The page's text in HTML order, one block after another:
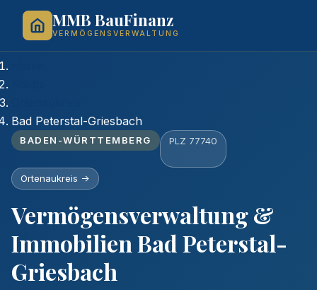
MMB BauFinanz
VERMÖGENSVERWALTUNG
Bad Peterstal-Griesbach
BADEN-WÜRTTEMBERG PLZ 77740
Ortenaukreis ->
Vermögensverwaltung &
Immobilien Bad Peterstal-
Griesbach